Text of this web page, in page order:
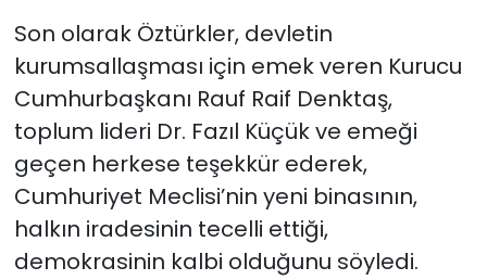
Son olarak Öztürkler, devletin
kurumsallaşması için emek veren Kurucu
Cumhurbaşkanı Rauf Raif Denktaş,
toplum lideri Dr. Fazıl Küçükve emeği
geçen herkese teşekkür ederek,
Cumhuriyet Meclisi’nin yeni binasının,
halkın iradesinin tecelli ettiği,
demokrasinin kalbi olduğunu söyledi.